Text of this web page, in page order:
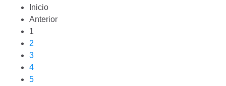
Inicio
Anterior
1
2
3
4
5